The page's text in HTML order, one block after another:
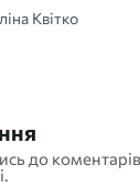
Квітко
до коментарів